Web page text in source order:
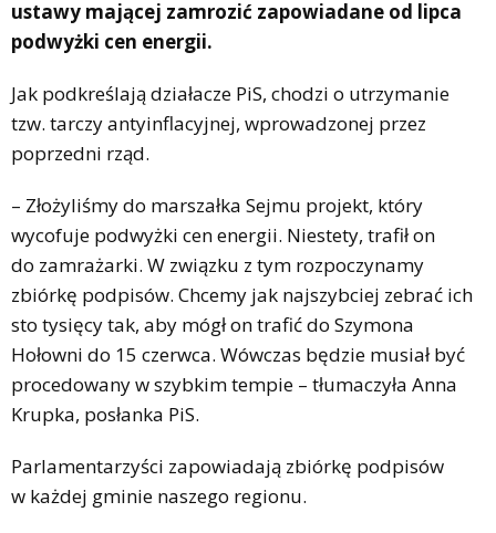
ustawy mającej zamrozić zapowiadane od lipca
podwyżki cen energii.
Jak podkreślają działacze PiS, chodzi o utrzymanie
tzw. tarczy antyinflacyjnej, wprowadzonej przez
poprzedni rząd.
– Złożyliśmy do marszałka Sejmu projekt, który
wycofuje podwyżki cen energii. Niestety, trafił on
do zamrażarki. W związku z tym rozpoczynamy
zbiórkę podpisów. Chcemy jak najszybciej zebrać ich
sto tysięcy tak, aby mógł on trafić do Szymona
Hołowni do 15 czerwca. Wówczas będzie musiał być
procedowany w szybkim tempie – tłumaczyła Anna
Krupka, posłanka PiS.
Parlamentarzyści zapowiadają zbiórkę podpisów
w każdej gminie naszego regionu.